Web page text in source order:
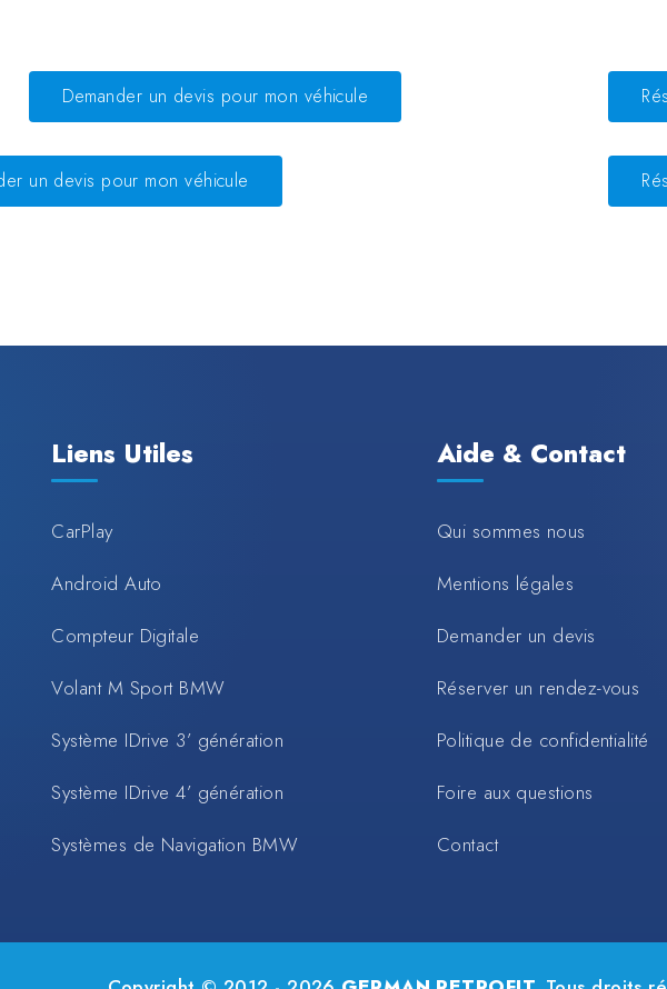
Demander un devis pour mon véhicule
un devis pour mon véhicule
Liens Utiles
CarPlay
Android Auto
Compteur Digitale
Volant M Sport BMW
Système IDrive 3’ génération
Système IDrive 4’ génération
Systèmes de Navigation BMW
Aide & Contact
Qui sommes nous
Mentions légales
Demander un devis
Réserver un rendez-vous
Politique de confidentialité
Foire aux questions
Contact